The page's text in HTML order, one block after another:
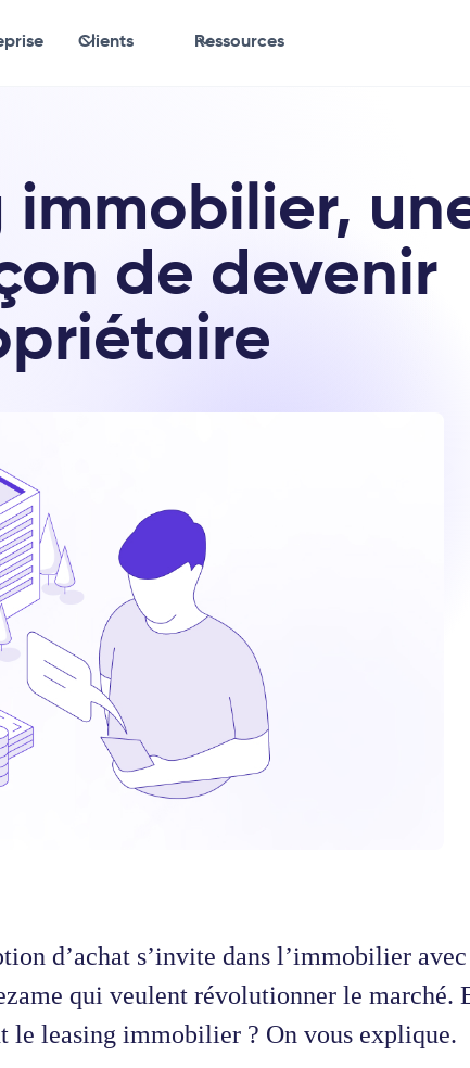
Clients Ressources
immobilier,
de devenir
d’achat s’invite dans l’immobilier avec
qui veulent révolutionner le marché.
le leasing immobilier ? On vous explique.